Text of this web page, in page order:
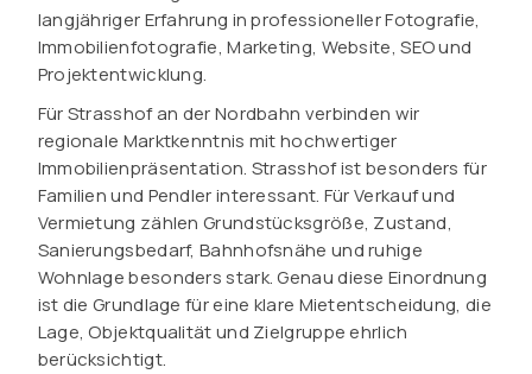
langjähriger Erfahrung in professioneller Fotografie,
Immobilienfotografie, Marketing, Website, SEO und
Projektentwicklung.
Für Strasshof an der Nordbahn verbinden wir
regionale Marktkenntnis mit hochwertiger
Immobilienpräsentation. Strasshof ist besonders für
Familien und Pendler interessant. Für Verkauf und
Vermietung zählen Grundstücksgröße, Zustand,
Sanierungsbedarf, Bahnhofsnähe und ruhige
Wohnlage besonders stark. Genau diese Einordnung
ist die Grundlage für eine klare Mietentscheidung, die
Lage, Objektqualität und Zielgruppe ehrlich
berücksichtigt.